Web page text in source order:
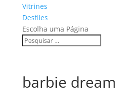
Vitrines
Desfiles
Escolha uma Página
barbie dream